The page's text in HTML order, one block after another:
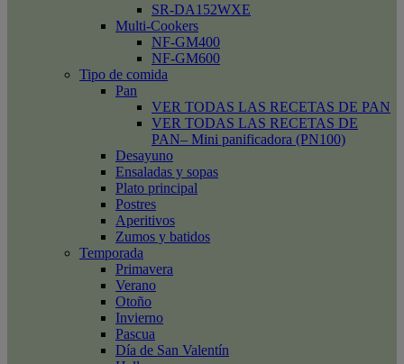
SR-DA152WXE
Multi-Cookers
NF-GM400
NF-GM600
Tipo de comida
Pan
VER TODAS LAS RECETAS DE PAN
VER TODAS LAS RECETAS DE
PAN– Mini panificadora (PN100)
Desayuno
Ensaladas y sopas
Plato principal
Postres
Aperitivos
Zumos y batidos
Temporada
Primavera
Verano
Otoño
Invierno
Pascua
Día de San Valentín